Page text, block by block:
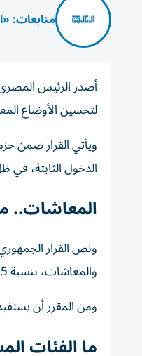
متابعات:
لتحسين الأوضاع
ويأتي القرار ضمن
الدخول الثابتة، في
المعاشات..
والمعاشات، بنسبة 15%، على أن يبدأ صرف الزيادة رسمياً اعتباراً من أول يوليو المقبل.
ومن المقرر أن
ما الفئات